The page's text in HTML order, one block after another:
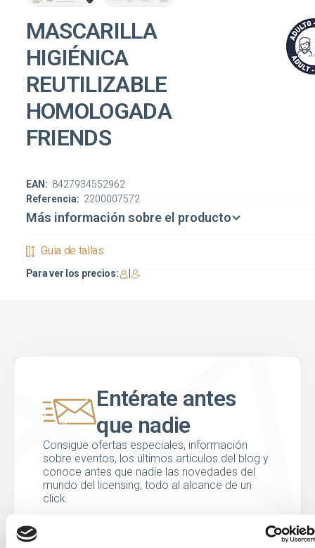
MASCARILLA
HIGIÉNICA
REUTILIZABLE
HOMOLOGADA
FRIENDS
Referencia: 2200007572
EAN: 8427934552962
Más información sobre el producto
Guia de tallas
Para ver los precios:
Entérate antes
que nadie
Consigue ofertas especiales, información
sobre eventos, los últimos artículos del blog y
conoce antes que nadie las novedades del
mundo del licensing, todo al alcance de un
click.